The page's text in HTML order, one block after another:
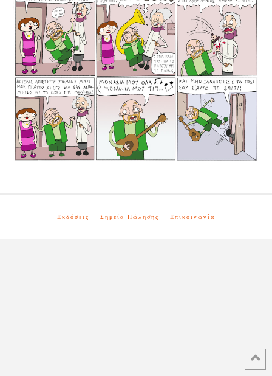
Εκδόσεις Σημεία Πώλησης Επικοινωνία